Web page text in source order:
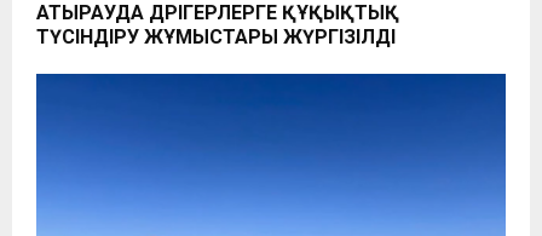
АТЫРАУДА ДӘРІГЕРЛЕРГЕ ҚҰҚЫҚТЫҚ
ТҮСІНДІРУ ЖҰМЫСТАРЫ ЖҮРГІЗІЛДІ